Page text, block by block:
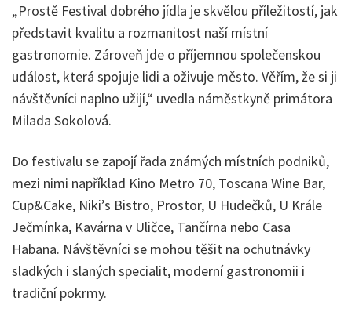
„Prostě Festival dobrého jídla je skvělou příležitostí, jak
představit kvalitu a rozmanitost naší místní
gastronomie. Zároveň jde o příjemnou společenskou
událost, která spojuje lidi a oživuje město. Věřím, že si ji
návštěvníci naplno užijí,“ uvedla náměstkyně primátora
Milada Sokolová.
Do festivalu se zapojí řada známých místních podniků,
mezi nimi například Kino Metro 70, Toscana Wine Bar,
Cup&Cake, Niki’s Bistro, Prostor, U Hudečků, U Krále
Ječmínka, Kavárna v Uličce, Tančírna nebo Casa
Habana. Návštěvníci se mohou těšit na ochutnávky
sladkých i slaných specialit, moderní gastronomii i
tradiční pokrmy.